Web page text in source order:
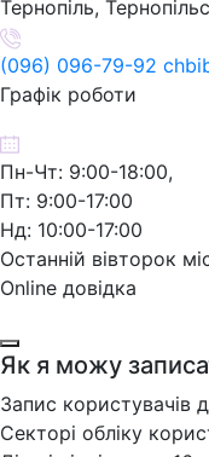
Тернопіль,
(096) 096-79-92
Графік роботи
Пн-Чт: 9:00-18:00,
Пт: 9:00-17:00
Нд: 10:00-17:00
Останній вівторок
Online довідка
Як я можу
Запис користувачів
Секторі обліку